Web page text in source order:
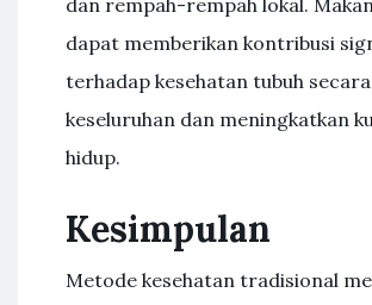
dan rempah-rempah lokal.
dapat memberikan kontribusi
terhadap kesehatan tubuh secara
keseluruhan dan meningkatkan
hidup.
Kesimpulan
Metode kesehatan tradisional